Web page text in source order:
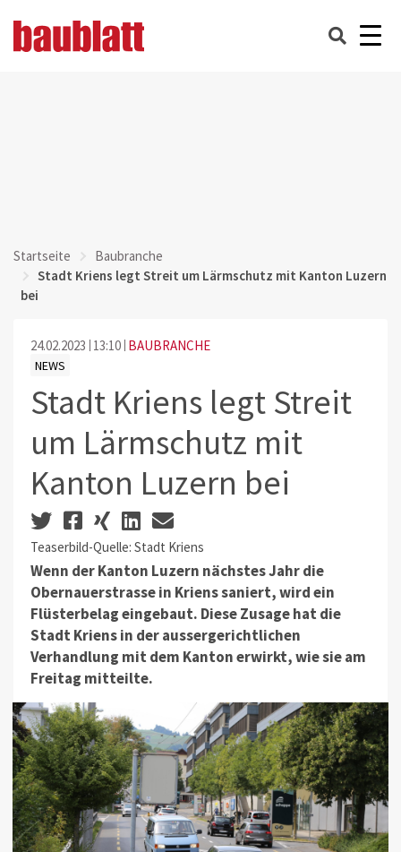
Startseite
Baubranche
Stadt Kriens legt Streit um Lärmschutz mit Kanton Luzern
bei
24.02.2023 13:10 BAUBRANCHE
NEWS
Stadt Kriens legt Streit
um Lärmschutz mit
Kanton Luzern bei
Teaserbild-Quelle: Stadt Kriens
Wenn der Kanton Luzern nächstes Jahr die
Obernauerstrasse in Kriens saniert, wird ein
Flüsterbelag eingebaut. Diese Zusage hat die
Stadt Kriens in der aussergerichtlichen
Verhandlung mit dem Kanton erwirkt, wie sie am
Freitag mitteilte.